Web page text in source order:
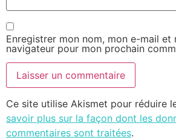
Enregistrer mon nom, mon e-mail et
navigateur pour mon prochain
Ce site utilise Akismet pour réduire
savoir plus sur la façon dont les
commentaires sont traitées.